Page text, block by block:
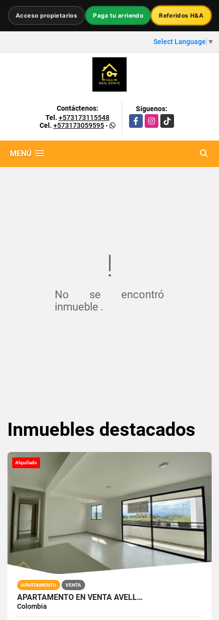
Acceso propietarios Paga tu arriendo Referidos H&A
Select Language ▼
Contáctenos:
Tel. +573173115548
Cel. +573173059595-
Síguenos:
FacebookInstagram
TikTok
MENÚ
No se encontró
inmueble .
Inmuebles destacados
Alquilado
APARTAMENTO VENTA
APARTAMENTO EN VENTA AVELL…
Colombia